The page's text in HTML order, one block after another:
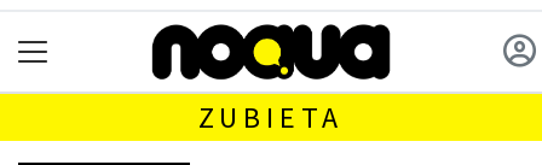
ZUBIETA